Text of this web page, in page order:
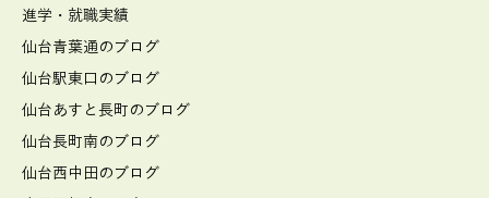
進学・就職実績
仙台青葉通のブログ
仙台駅東口のブログ
仙台あすと長町のブログ
仙台長町南のブログ
仙台西中田のブログ